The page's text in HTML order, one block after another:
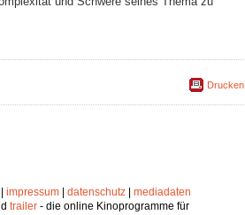
Drucken
impressum datenschutz
mediadaten
trailer - die online Kinoprogramme für